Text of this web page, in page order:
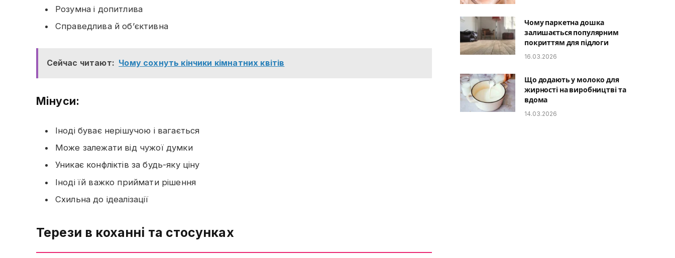
Розумна і допитлива
Справедлива й об’єктивна
Сейчас читают: Чому сохнуть кінчики кімнатних квітів
Мінуси:
Іноді буває нерішучою і вагається
Може залежати від чужої думки
Уникає конфліктів за будь-яку ціну
Іноді їй важко приймати рішення
Схильна до ідеалізації
Терези в коханні та стосунках
Чому паркетна дошка
залишається популярним
покриттям для підлоги
16.03.2026
Що додають у молоко для
жирності на виробництві та
вдома
14.03.2026